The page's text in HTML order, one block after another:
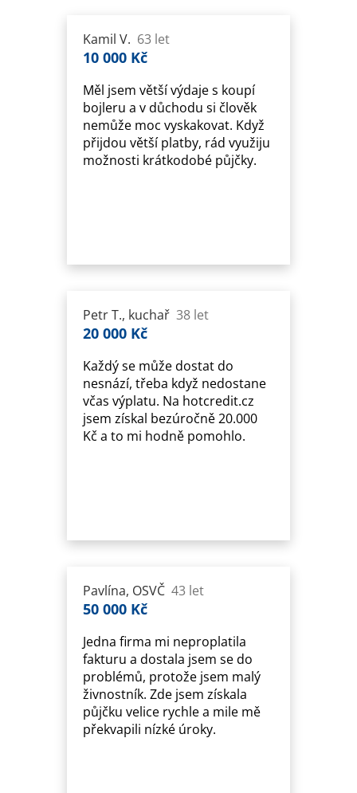
Kamil V. 63 let
10 000 Kč
Měl jsem větší výdaje s koupí
bojleru a v důchodu si člověk
nemůže moc vyskakovat. Když
přijdou větší platby, rád využiju
možnosti krátkodobé půjčky.
Petr T., kuchař 38 let
20 000 Kč
Každý se může dostat do
nesnází, třeba když nedostane
včas výplatu. Na hotcredit.cz
jsem získal bezúročně 20.000
Kč a to mi hodně pomohlo.
Pavlína, OSVČ 43 let
50 000 Kč
Jedna firma mi neproplatila
fakturu a dostala jsem se do
problémů, protože jsem malý
živnostník. Zde jsem získala
půjčku velice rychle a mile mě
překvapili nízké úroky.